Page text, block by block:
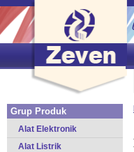
Grup Produk
Alat Elektronik
Alat Listrik